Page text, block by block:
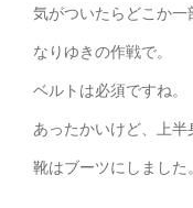
気がついたらどこか一
なりゆきの作戦で。
ベルトは必須ですね。
あったかいけど、上
靴はブーツにしました。